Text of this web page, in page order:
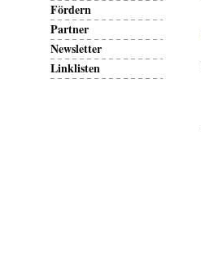
Fördern
Partner
Newsletter
Linklisten